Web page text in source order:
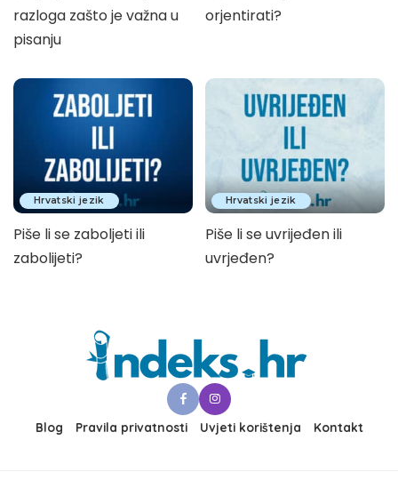
razloga zašto je važna u
pisanju
orjentirati?
Hrvatski jezik
Piše li se zaboljeti ili
zabolijeti?
Hrvatski jezik
Piše li se uvrijeđen ili
uvrjeđen?
Blog Pravila privatnosti Uvjeti korištenja Kontakt